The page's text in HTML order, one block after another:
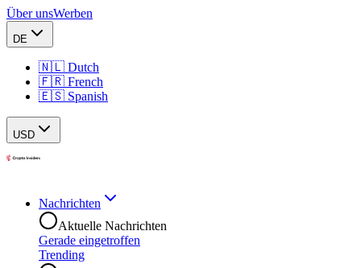
Über unsWerben
DE
🇳🇱 Dutch
🇫🇷 French
🇪🇸 Spanish
USD
Nachrichten
Aktuelle Nachrichten
Gerade eingetroffen
Trending